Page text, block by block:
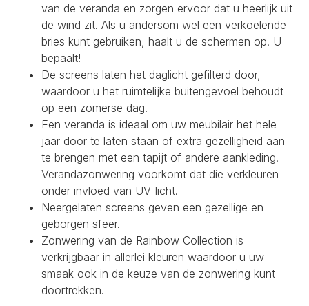
van de veranda en zorgen ervoor dat u heerlijk uit
de wind zit. Als u andersom wel een verkoelende
bries kunt gebruiken, haalt u de schermen op. U
bepaalt!
De screens laten het daglicht gefilterd door,
waardoor u het ruimtelijke buitengevoel behoudt
op een zomerse dag.
Een veranda is ideaal om uw meubilair het hele
jaar door te laten staan of extra gezelligheid aan
te brengen met een tapijt of andere aankleding.
Verandazonwering voorkomt dat die verkleuren
onder invloed van UV-licht.
Neergelaten screens geven een gezellige en
geborgen sfeer.
Zonwering van de Rainbow Collection is
verkrijgbaar in allerlei kleuren waardoor u uw
smaak ook in de keuze van de zonwering kunt
doortrekken.